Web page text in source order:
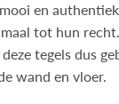
en
tot hun
tegels dus
wand en vloer.